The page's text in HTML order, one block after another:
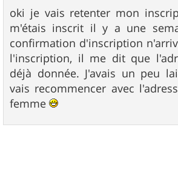
s
s
a
g
e
oki je vais retenter mon
m'étais inscrit il y a une
confirmation d'inscription
l'inscription, il me dit que
déjà donnée. J'avais un peu
vais recommencer avec
femme